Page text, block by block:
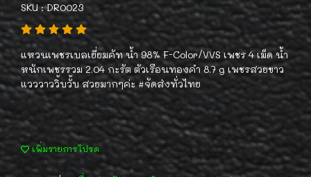
SKU : DR0023
แหวนเพชรเบลเยี่ยมคัท น้ำ 98% F-Color/VVS เพชร 4 เม็ด น้ำ
หนักเพชรรวม 2.04 กะรัต ตัวเรือนทองคำ 8.7 g เพชรสวยขาว
แวววาววิ้บวั้บ สวยมากๆค่ะ #จัดส่งทั่วไทย
เพิ่มรายการโปรด